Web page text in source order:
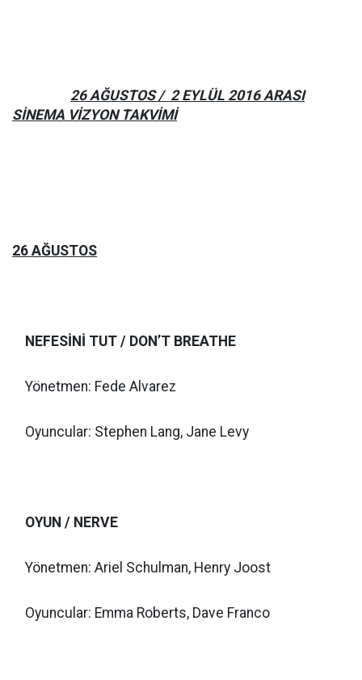
26 AĞUSTOS / 2 EYLÜL 2016 ARASI
SİNEMA VİZYON TAKVİMİ
26 AĞUSTOS
NEFESİNİ TUT / DON’T BREATHE
Yönetmen: Fede Alvarez
Oyuncular: Stephen Lang, Jane Levy
OYUN / NERVE
Yönetmen: Ariel Schulman, Henry Joost
Oyuncular: Emma Roberts, Dave Franco